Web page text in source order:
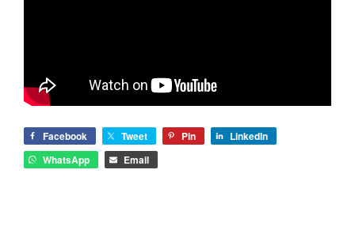
Facebook Tweet Pin
LinkedIn
WhatsApp
Email